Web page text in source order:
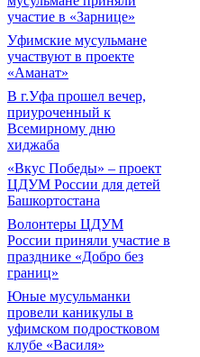
участие в «Зарнице»
Уфимские мусульмане
участвуют в проекте
«Аманат»
В г.Уфа прошел вечер,
приуроченный к
Всемирному дню
хиджаба
«Вкус Победы» – проект
ЦДУМ России для детей
Башкортостана
Волонтеры ЦДУМ
России приняли участие в
празднике «Добро без
границ»
Юные мусульманки
провели каникулы в
уфимском подростковом
клубе «Василя»